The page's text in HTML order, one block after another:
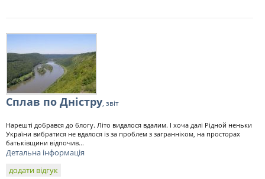
Сплав по Дністру, звіт
Нарешті добрався до блогу. Літо видалося вдалим. І хоча далі Рідной неньки
України вибратися не вдалося із за проблем з загранніком, на просторах
батьківщини відпочив...
Детальна інформація
додати відгук